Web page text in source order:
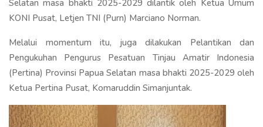
Selatan masa bhakti 2025-2029 dilantik oleh Ketua Umum
KONI Pusat, Letjen TNI (Purn) Marciano Norman.
Melalui momentum itu, juga dilakukan Pelantikan dan
Pengukuhan Pengurus Pesatuan Tinjau Amatir Indonesia
(Pertina) Provinsi Papua Selatan masa bhakti 2025-2029 oleh
Ketua Pertina Pusat, Komaruddin Simanjuntak.